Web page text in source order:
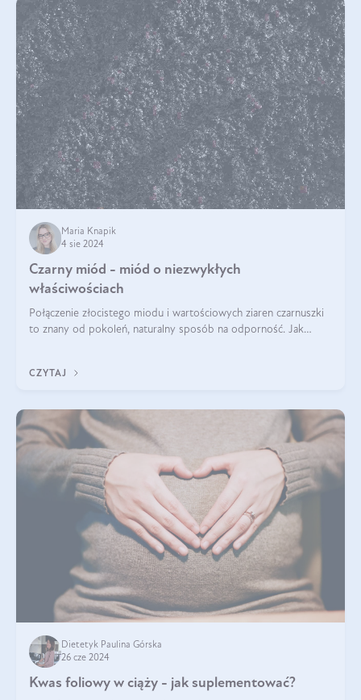
Maria Knapik
4 sie 2024
Czarny miód - miód o niezwykłych
właściwościach
Połączenie złocistego miodu i wartościowych ziaren czarnuszki
to znany od pokoleń, naturalny sposób na odporność. Jak
CZYTAJ
Dietetyk Paulina Górska
26 cze 2024
Kwas foliowy w ciąży - jak suplementować?